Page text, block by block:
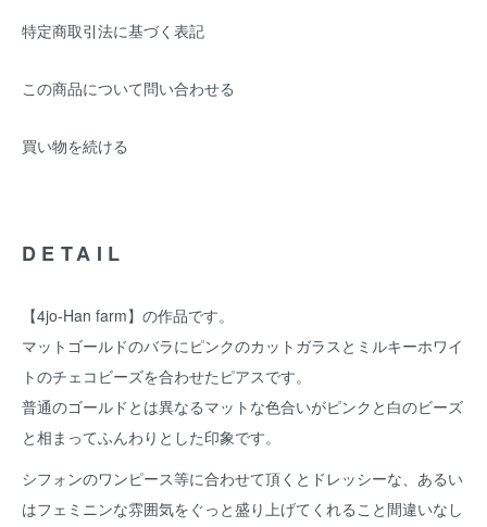
特定商取引法に基づく表記
この商品について問い合わせる
買い物を続ける
DETAIL
【4jo-Han farm】の作品です。
マットゴールドのバラにピンクのカットガラスとミルキーホワイ
トのチェコビーズを合わせたピアスです。
普通のゴールドとは異なるマットな色合いがピンクと白のビーズ
と相まってふんわりとした印象です。
シフォンのワンピース等に合わせて頂くとドレッシーな、あるい
はフェミニンな雰囲気をぐっと盛り上げてくれること間違いなし